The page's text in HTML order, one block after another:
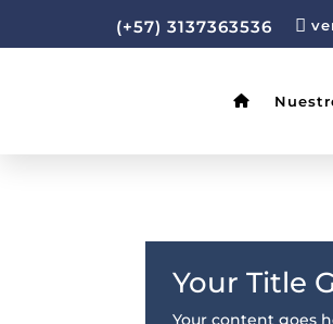
(+57) 3137363536 
Your Title
Your content goes